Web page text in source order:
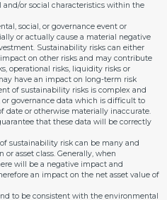
or social characteristics within the
social, or governance event or
or actually cause a material negative
Sustainability risks can either
on other risks and may contribute
operational risks, liquidity risks or
have an impact on long-term risk
of sustainability risks is complex and
governance data which is difficult to
date or otherwise materially inaccurate.
that these data will be correctly
sustainability risk can be many and
asset class. Generally, when
will be a negative impact and
an impact on the net asset value of
to be consistent with the environmental